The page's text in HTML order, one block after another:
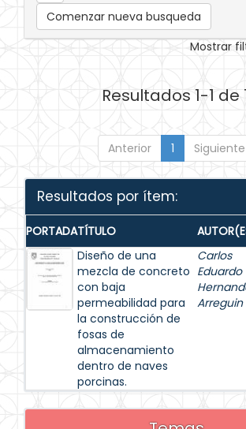
Comenzar nueva busqueda
Mostrar
Resultados 1-1 de
Anterior 1 Siguiente
Resultados por ítem:
PORTADATÍTULO
Diseño de una
mezcla de concreto
con baja
permeabilidad para
la construcción de
fosas de
almacenamiento
dentro de naves
porcinas.
Carlos
Eduardo
Arreguin